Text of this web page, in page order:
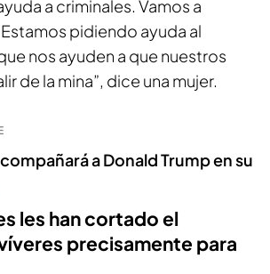
a criminales. Vamos a
pidiendo ayuda al
nos ayuden a que nuestros
de la mina”, dice una mujer.
a Donald Trump en su
les han cortado el
precisamente para